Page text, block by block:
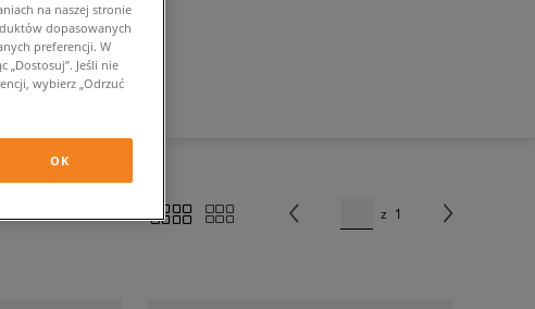
z 1
na naszej stronie
dopasowanych
preferencji. W
Jeśli nie
wybierz „Odrzuć
OK